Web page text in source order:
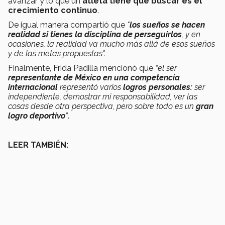
crecimiento continuo.
De igual manera compartió que "los sueños se hacen
realidad si tienes la disciplina de perseguirlos, y en
ocasiones, la realidad va mucho más allá de esos sueños
y de las metas propuestas".
Finalmente, Frida Padilla mencionó que “el ser
representante de México en una competencia
internacional representó varios logros personales:ser
independiente, demostrar mi responsabilidad, ver las
cosas desde otra perspectiva, pero sobre todo es un gran
logro deportivo”.
LEER TAMBIÉN: